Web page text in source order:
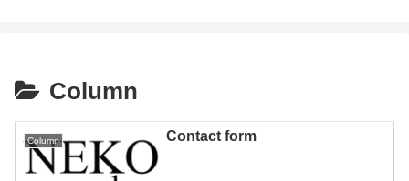
Column
Column Contact form